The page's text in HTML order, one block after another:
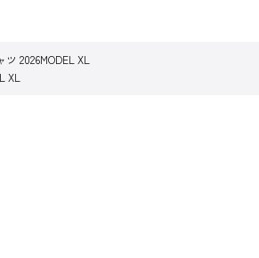
2026MODEL XL
XL